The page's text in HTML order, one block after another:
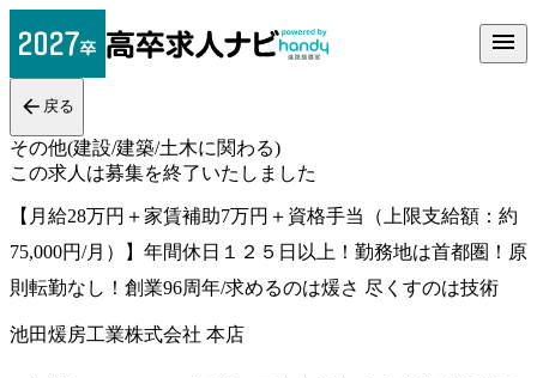
戻る
その他(建設/建築/土木に関わる)
この求人は募集を終了いたしました
【月給28万円＋家賃補助7万円＋資格手当（上限支給額：約
75,000円/月）】年間休日１２５日以上！勤務地は首都圏！原
則転勤なし！創業96周年/求めるのは煖さ 尽くすのは技術
池田煖房工業株式会社 本店